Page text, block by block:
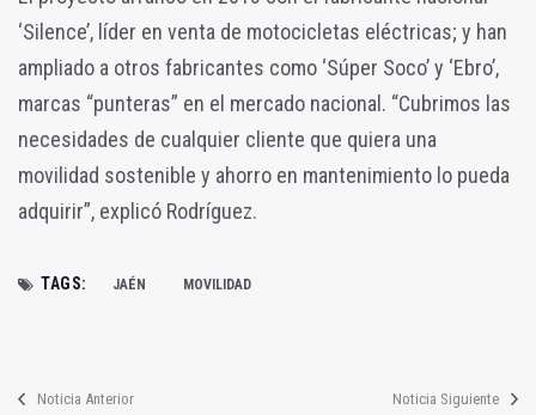
‘Silence’, líder en venta de motocicletas eléctricas; y han
ampliado a otros fabricantes como ‘Súper Soco’ y ‘Ebro’,
marcas “punteras” en el mercado nacional. “Cubrimos las
necesidades de cualquier cliente que quiera una
movilidad sostenible y ahorro en mantenimiento lo pueda
adquirir”, explicó Rodríguez.
TAGS: JAÉN MOVILIDAD
Noticia Anterior Noticia Siguiente